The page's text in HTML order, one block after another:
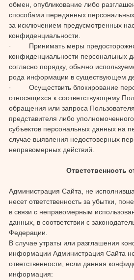
обмен, опубликование либо
способами переданных
за исключением предусмотренных
конфиденциальности.
· Принимать меры
конфиденциальности персональных
согласно порядку, обычно
рода информации в существующем
· Осуществить блокирование
относящихся к соответствующему
обращения или запроса
представителя либо
субъектов персональных данных на
случае выявления недостоверных
неправомерных действий.
Ответственность
Администрация Сайта, не
несет ответственность за убытки,
в связи с неправомерным
данных, в соответствии с
Федерации.
В случае утраты или разглашения
информации Администрация Сайта
ответственности, если данная
информация: